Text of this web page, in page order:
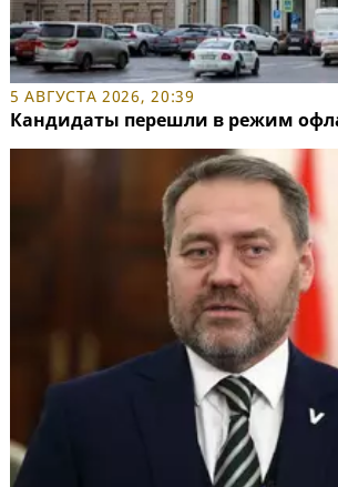
5 АВГУСТА 2026, 20:39
Кандидаты перешли в режим